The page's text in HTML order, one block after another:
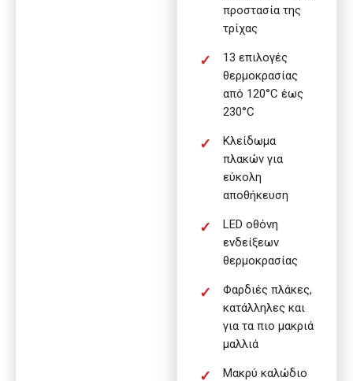
προστασία της
τρίχας
13 επιλογές
θερμοκρασίας
από 120°C έως
230°C
Κλείδωμα
πλακών για
εύκολη
αποθήκευση
LED οθόνη
ενδείξεων
θερμοκρασίας
Φαρδιές πλάκες,
κατάλληλες και
για τα πιο μακριά
μαλλιά
Μακρύ καλώδιο